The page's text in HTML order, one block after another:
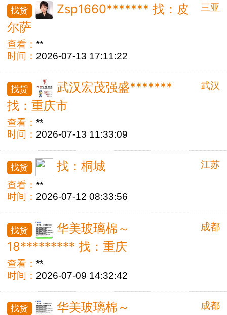
三亚
找货
Zsp1660******* 找：皮
尔萨
查看：**
时间： 2026-07-13 17:11:22
武汉
找货
武汉宏茂强盛*******
找：重庆市
查看：**
时间： 2026-07-13 11:33:09
江苏
找货 找：桐城
查看：**
时间： 2026-07-12 08:33:56
成都
找货
华美玻璃棉～
18********* 找：重庆
查看：**
时间： 2026-07-09 14:32:42
成都
找货
华美玻璃棉～